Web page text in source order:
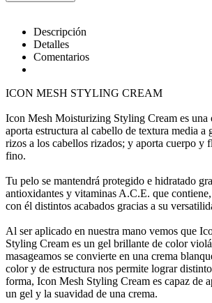
Descripción
Detalles
Comentarios
ICON MESH STYLING CREAM
Icon Mesh Moisturizing Styling Cream es una
aporta estructura al cabello de textura media a
rizos a los cabellos rizados; y aporta cuerpo y
fino.
Tu pelo se mantendrá protegido e hidratado
antioxidantes y vitaminas A.C.E. que
con él distintos acabados gracias a su
Al ser aplicado en nuestra mano vemos que
Styling Cream es un gel brillante de color
masageamos se convierte en una crema
color y de estructura nos permite lograr
forma, Icon Mesh Styling Cream es capaz de
un gel y la suavidad de una crema.